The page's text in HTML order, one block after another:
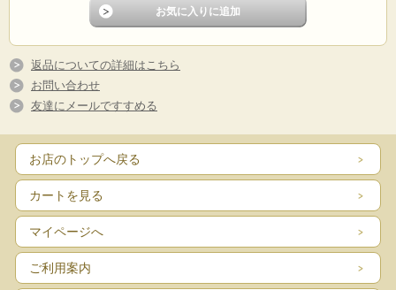
※ 2780/2781は表側横メモリに変更されました。
《片面インチ表示の商品もございます。》
JIS1級認定・ダブルコーティング
60inch・150cm/15mm
返品についての詳細はこちら
お問い合わせ
友達にメールですすめる
お店のトップへ戻る
カートを見る
マイページへ
ご利用案内